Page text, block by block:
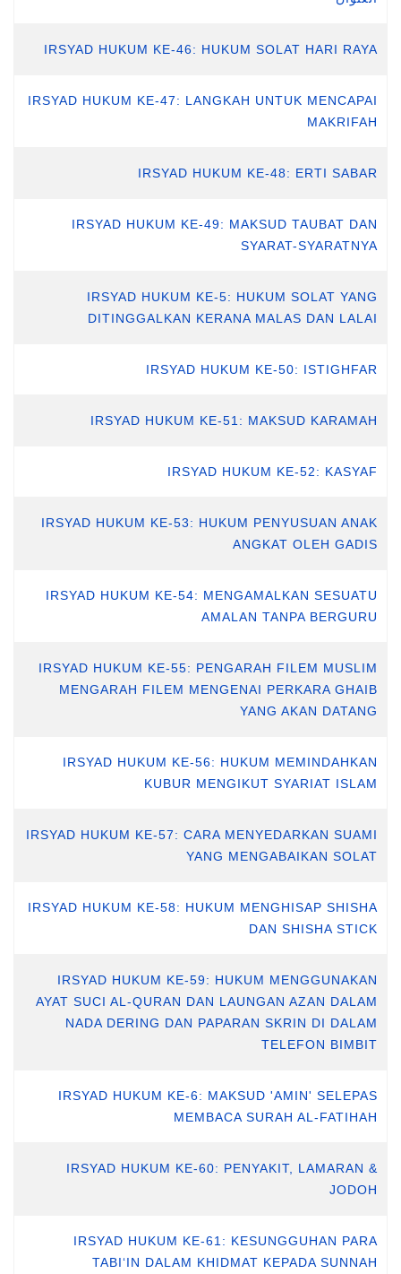
IRSYAD HUKUM KE-46: HUKUM SOLAT HARI RAYA
IRSYAD HUKUM KE-47: LANGKAH UNTUK MENCAPAI
MAKRIFAH
IRSYAD HUKUM KE-48: ERTI SABAR
IRSYAD HUKUM KE-49: MAKSUD TAUBAT DAN
SYARAT-SYARATNYA
IRSYAD HUKUM KE-5: HUKUM SOLAT YANG
DITINGGALKAN KERANA MALAS DAN LALAI
IRSYAD HUKUM KE-50: ISTIGHFAR
IRSYAD HUKUM KE-51: MAKSUD KARAMAH
IRSYAD HUKUM KE-52: KASYAF
IRSYAD HUKUM KE-53: HUKUM PENYUSUAN ANAK
ANGKAT OLEH GADIS
IRSYAD HUKUM KE-54: MENGAMALKAN SESUATU
AMALAN TANPA BERGURU
IRSYAD HUKUM KE-55: PENGARAH FILEM MUSLIM
MENGARAH FILEM MENGENAI PERKARA GHAIB
YANG AKAN DATANG
IRSYAD HUKUM KE-56: HUKUM MEMINDAHKAN
KUBUR MENGIKUT SYARIAT ISLAM
IRSYAD HUKUM KE-57: CARA MENYEDARKAN SUAMI
YANG MENGABAIKAN SOLAT
IRSYAD HUKUM KE-58: HUKUM MENGHISAP SHISHA
DAN SHISHA STICK
IRSYAD HUKUM KE-59: HUKUM MENGGUNAKAN
AYAT SUCI AL-QURAN DAN LAUNGAN AZAN DALAM
NADA DERING DAN PAPARAN SKRIN DI DALAM
TELEFON BIMBIT
IRSYAD HUKUM KE-6: MAKSUD 'AMIN' SELEPAS
MEMBACA SURAH AL-FATIHAH
IRSYAD HUKUM KE-60: PENYAKIT, LAMARAN &
JODOH
IRSYAD HUKUM KE-61: KESUNGGUHAN PARA
TABI‘IN DALAM KHIDMAT KEPADA SUNNAH